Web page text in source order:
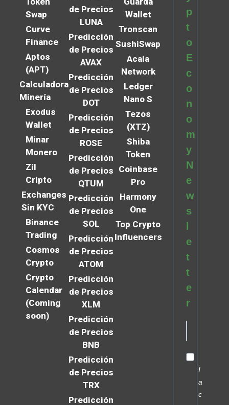
Swap
Curve
Finance
Aptos
(APT)
Calculadora
Minería
Exodus
Wallet
Minar
Monero
Zil
Cripto
Exchanges
Sin KYC
Binance
Trading
Cosmos
Crypto
Crypto
Calendar
(Coming
soon)
de Precios
LUNA
Predicción
de Precios
AVAX
Predicción
de Precios
DOT
Predicción
de Precios
ROSE
Predicción
de Precios
QTUM
Predicción
de Precios
SOL
Predicción
de Precios
ATOM
Predicción
de Precios
XLM
Predicción
de Precios
BNB
Predicción
de Precios
TRX
Predicción
Wallet
Tronscan
SushiSwap
Acala
Network
Ledger
Nano S
Tezos
(XTZ)
Shiba
Token
Coinbase
Pro
Harmony
One
Top Crypto
Influencers
p
t
o
E
c
o
n
o
m
y
N
e
w
s
l
e
t
t
e
r
I
a
c